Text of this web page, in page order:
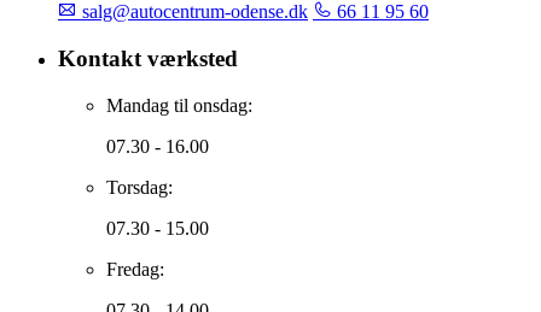
salg@autocentrum-odense.dk 66 11 95 60
Kontakt værksted
Mandag til onsdag:
07.30 - 16.00
Torsdag:
07.30 - 15.00
Fredag: